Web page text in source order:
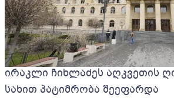
ირაკლი ჩიხლაძეს აღკვეთის
სახით პატიმრობა შეეფარდა